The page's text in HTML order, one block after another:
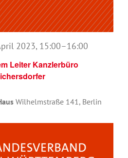
Leiter Kanzlerbüro
2023, 15:00–16:00
Wilhelmstraße 141, Berlin